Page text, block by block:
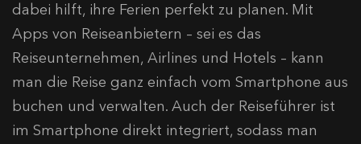
dabei hilft, ihre Ferien perfekt zu planen. Mit
Apps von Reiseanbietern – sei es das
Reiseunternehmen, Airlines und Hotels – kann
man die Reise ganz einfach vom Smartphone aus
buchen und verwalten. Auch der Reiseführer ist
im Smartphone direkt integriert, sodass man